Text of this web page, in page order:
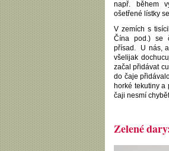
např. během
ošetřené lístky
V zemích s
Čína pod.) se
přísad. U nás,
všelijak
začal přidávat
do čaje
horké tekutiny a
čaji nesmí
Zelené